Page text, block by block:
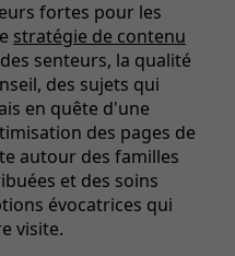
fortes pour les
stratégie de contenu
senteurs, la qualité
des sujets qui
en quête d'une
des pages de
autour des familles
et des soins
évocatrices qui
visite.